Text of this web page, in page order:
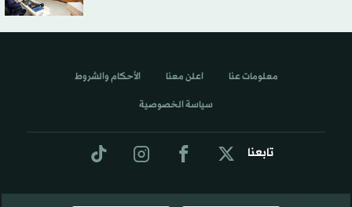
تابعنا
معلومات عنا اعلن معنا الأحكام والشروط
سياسة الخصوصية